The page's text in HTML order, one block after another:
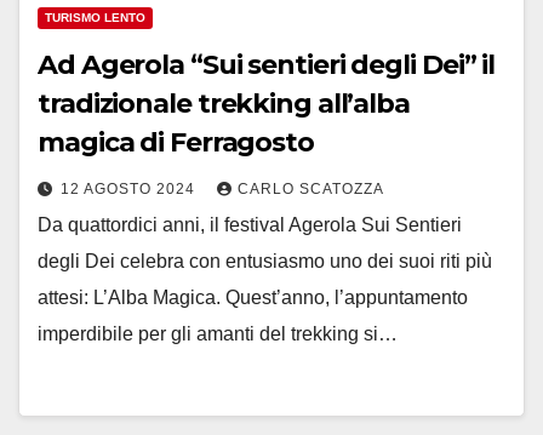
TURISMO LENTO
Ad Agerola “Sui sentieri degli Dei” il
tradizionale trekking all’alba
magica di Ferragosto
12 AGOSTO 2024 CARLO SCATOZZA
Da quattordici anni, il festival Agerola Sui Sentieri
degli Dei celebra con entusiasmo uno dei suoi riti più
attesi: L’Alba Magica. Quest’anno, l’appuntamento
imperdibile per gli amanti del trekking si…